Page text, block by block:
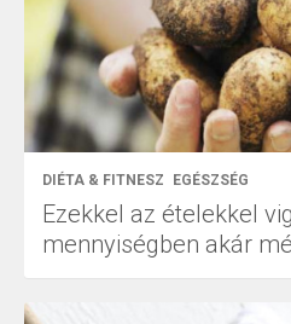
DIÉTA & FITNESZ EGÉSZSÉG
Ezekkel az ételekkel
mennyiségben akár